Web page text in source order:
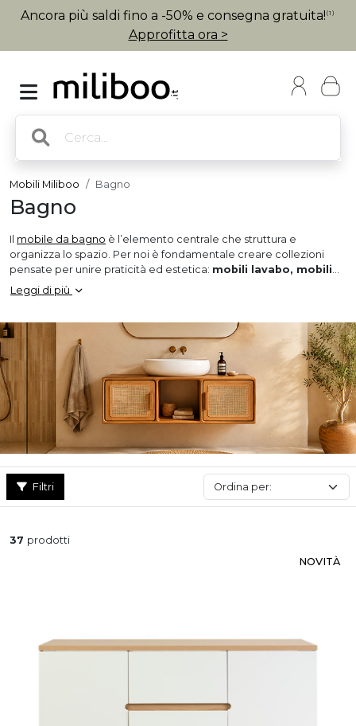
Ancora più saldi fino a -50% e consegna gratuita! (1)
Approfitta ora >
Mobili Miliboo Bagno
Bagno
Il mobile da bagno è l’elemento centrale che struttura e
organizza lo spazio. Per noi è fondamentale creare collezioni
pensate per unire praticità ed estetica: mobili lavabo, mobili
sottolavabo, mobili con doppio lavabo
disponibili in diversi stili per adattarsi a ogni tipo di arredamento. Il
pulizia del pavimento, mentre il mobile da appoggio offre un
ampio volume contenitivo, ideale per i bagni più spaziosi. Con o
senza cassetto, compatibile con un lavabo da appoggio o
utilizzabile come semplice mobile contenitore, ogni modello è
progettato per adattarsi alla configurazione del tuo bagno e alle
tue abitudini di organizzazione. Che tu stia rinnovando
completamente il bagno o sostituendo semplicemente il
lavabo
attuale, la nostra selezione ti garantisce qualità, design e facilità di
installazione: l’unico limite, ora, è la tua immaginazione!
Leggi di più
Filtri
37 prodotti
NOVITÀ